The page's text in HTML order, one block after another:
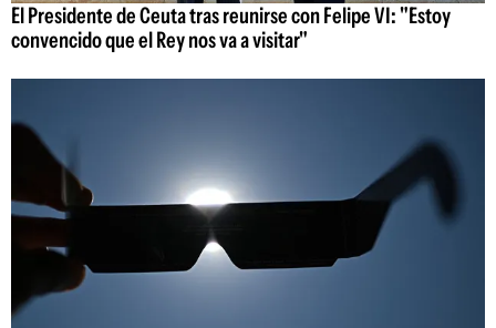
El Presidente de Ceuta tras reunirse con Felipe VI: "Estoy
convencido que el Rey nos va a visitar"